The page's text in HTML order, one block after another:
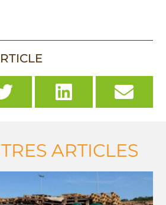
ARTICLES